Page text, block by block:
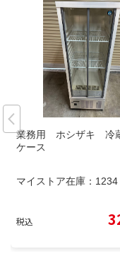
業務用 ホシザキ 冷
ケース
マイストア在庫： 1234
税込